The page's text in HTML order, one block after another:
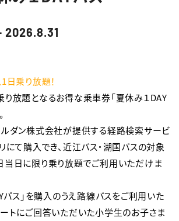
2026.8.31
日乗り放題！
放題となるお得な乗車券「夏休み１DAY
ルダン株式会社が提供する経路検索サービ
にて購入でき、近江バス・湖国バスの対象
当日に限り乗り放題でご利用いただけま
パス」を購入のうえ路線バスをご利用いた
トにご回答いただいた小学生のお子さま